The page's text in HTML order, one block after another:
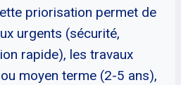
priorisation permet de
urgents (sécurité,
rapide), les travaux
moyen terme (2-5 ans),